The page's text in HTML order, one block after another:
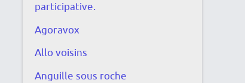
participative.
Agoravox
Allo voisins
Anguille sous roche